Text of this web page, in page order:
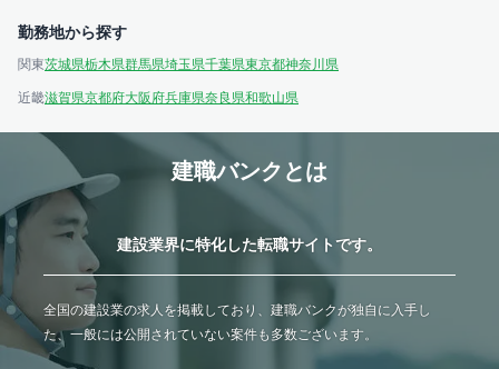
勤務地から探す
関東茨城県栃木県群馬県埼玉県千葉県東京都神奈川県
近畿滋賀県京都府大阪府兵庫県奈良県和歌山県
建職バンクとは
建設業界に特化した転職サイトです。
全国の建設業の求人を掲載しており、建職バンクが独自に入手し
た、一般には公開されていない案件も多数ございます。